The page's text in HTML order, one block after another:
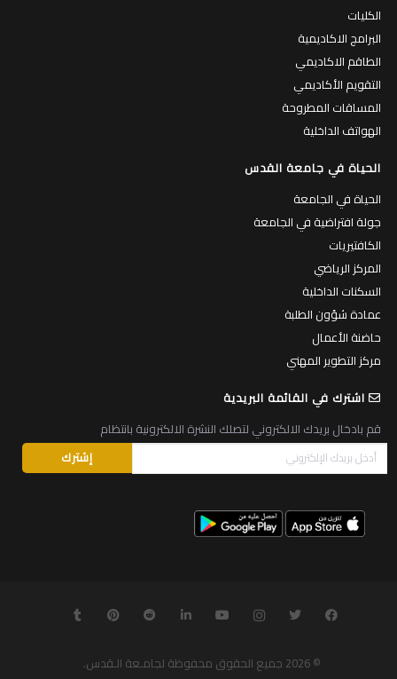
الكليات
البرامج الاكاديمية
الطاقم الاكاديمي
التقويم الأكاديمي
المساقات المطروحة
الهواتف الداخلية
الحياة في جامعة القدس
الحياة في الجامعة
جولة افتراضية في الجامعة
الكافتيريات
المركز الرياضي
السكنات الداخلية
عمادة شؤون الطلبة
حاضنة الأعمال
مركز التطوير المهني
اشترك في القائمة البريدية
قم بادخال بريدك الالكتروني لتصلك النشرة الالكترونية بانتظام
© 2026 جميع الحقوق محفوظة لجامـعة الـقدس.